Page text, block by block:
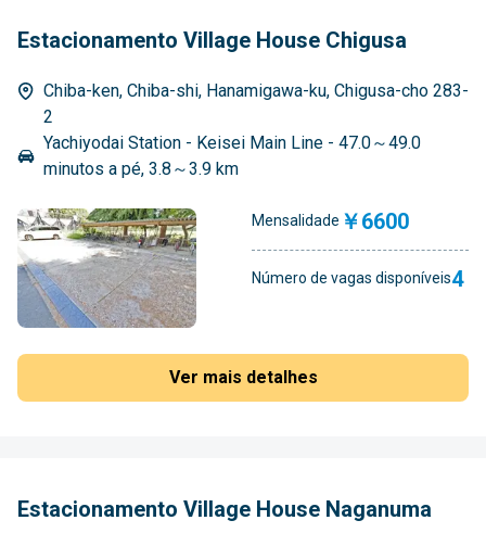
Estacionamento Village House Chigusa
Chiba-ken, Chiba-shi, Hanamigawa-ku, Chigusa-cho 283-
2
Yachiyodai Station - Keisei Main Line - 47.0～49.0
minutos a pé, 3.8～3.9 km
Mensalidade ￥6600
Número de vagas disponíveis4
Ver mais detalhes
Estacionamento Village House Naganuma